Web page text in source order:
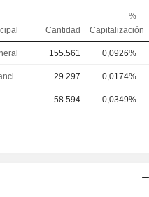
Cantidad
%
Capitalización
155.561 0,0926%
29.297 0,0174%
58.594 0,0349%